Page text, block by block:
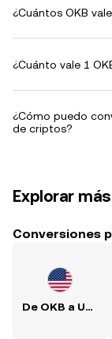
¿Cuántos OKB
¿Cuánto vale 1
¿Cómo puedo
de criptos?
Explorar más
Conversiones
De OKB a USD